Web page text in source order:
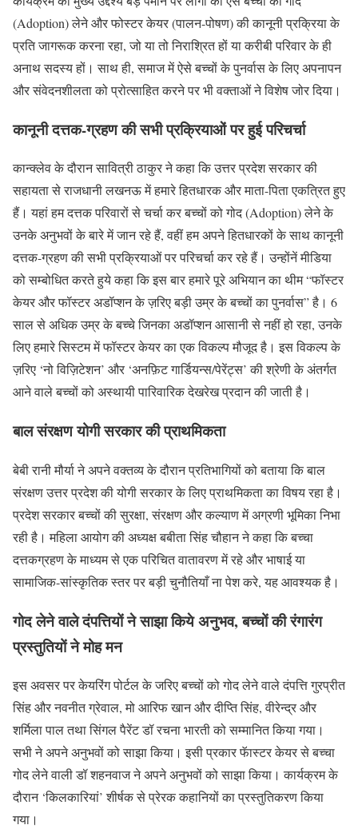
(Adoption) लेने और फोस्टर केयर (पालन-पोषण) की कानूनी प्रक्रिया के
प्रति जागरूक करना रहा, जो या तो निराश्रित हों या करीबी परिवार के ही
अनाथ सदस्य हों। साथ ही, समाज में ऐसे बच्चों के पुनर्वास के लिए अपनापन
और संवेदनशीलता को प्रोत्साहित करने पर भी वक्ताओं ने विशेष जोर दिया।
कानूनी दत्तक-ग्रहण की सभी प्रक्रियाओं पर हुई परिचर्चा
कान्क्लेव के दौरान सावित्री ठाकुर ने कहा कि उत्तर प्रदेश सरकार की
सहायता से राजधानी लखनऊ में हमारे हितधारक और माता-पिता एकत्रित हुए
हैं। यहां हम दत्तक परिवारों से चर्चा कर बच्चों को गोद (Adoption) लेने के
उनके अनुभवों के बारे में जान रहे हैं, वहीं हम अपने हितधारकों के साथ कानूनी
दत्तक-ग्रहण की सभी प्रक्रियाओं पर परिचर्चा कर रहे हैं। उन्होंनें मीडिया
को सम्बोधित करते हुये कहा कि इस बार हमारे पूरे अभियान का थीम “फॉस्टर
केयर और फॉस्टर अडॉप्शन के ज़रिए बड़ी उम्र के बच्चों का पुनर्वास” है। 6
साल से अधिक उम्र के बच्चे जिनका अडॉप्शन आसानी से नहीं हो रहा, उनके
लिए हमारे सिस्टम में फॉस्टर केयर का एक विकल्प मौजूद है। इस विकल्प के
ज़रिए ‘नो विज़िटेशन’ और ‘अनफ़िट गार्डियन्स/पेरेंट्स’ की श्रेणी के अंतर्गत
आने वाले बच्चों को अस्थायी पारिवारिक देखरेख प्रदान की जाती है।
बाल संरक्षण योगी सरकार की प्राथमिकता
बेबी रानी मौर्या ने अपने वक्तव्य के दौरान प्रतिभागियों को बताया कि बाल
संरक्षण उत्तर प्रदेश की योगी सरकार के लिए प्राथमिकता का विषय रहा है।
प्रदेश सरकार बच्चों की सुरक्षा, संरक्षण और कल्याण में अग्रणी भूमिका निभा
रही है। महिला आयोग की अध्यक्ष बबीता सिंह चौहान ने कहा कि बच्चा
दत्तकग्रहण के माध्यम से एक परिचित वातावरण में रहे और भाषाई या
सामाजिक-सांस्कृतिक स्तर पर बड़ी चुनौतियाँ ना पेश करे, यह आवश्यक है।
गोद लेने वाले दंपत्तियों ने साझा किये अनुभव, बच्चों की रंगारंग
प्रस्तुतियों ने मोह मन
इस अवसर पर केयरिंग पोर्टल के जरिए बच्चों को गोद लेने वाले दंपत्ति गुरप्रीत
सिंह और नवनीत ग्रेवाल, मो आरिफ खान और दीप्ति सिंह, वीरेन्द्र और
शर्मिला पाल तथा सिंगल पैरेंट डॉ रचना भारती को सम्मानित किया गया।
सभी ने अपने अनुभवों को साझा किया। इसी प्रकार फॅास्टर केयर से बच्चा
गोद लेने वाली डॉ शहनवाज ने अपने अनुभवों को साझा किया। कार्यक्रम के
दौरान ‘किलकारियां’ शीर्षक से प्रेरक कहानियों का प्रस्तुतिकरण किया
गया।